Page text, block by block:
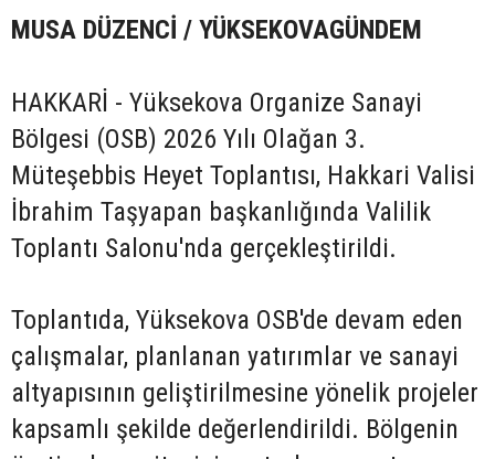
MUSA DÜZENCİ / YÜKSEKOVAGÜNDEM
HAKKARİ - Yüksekova Organize Sanayi
Bölgesi (OSB) 2026 Yılı Olağan 3.
Müteşebbis Heyet Toplantısı, Hakkari Valisi
İbrahim Taşyapan başkanlığında Valilik
Toplantı Salonu'nda gerçekleştirildi.
Toplantıda, Yüksekova OSB'de devam eden
çalışmalar, planlanan yatırımlar ve sanayi
altyapısının geliştirilmesine yönelik projeler
kapsamlı şekilde değerlendirildi. Bölgenin